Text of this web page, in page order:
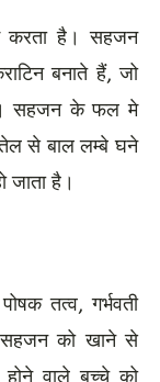
करता है। सहजन
बनाते हैं, जो
सहजन के फल मे
से बाल लम्बे घने
जाता है।
तत्व, गर्भवती
को खाने से
होने वाले बच्चे को